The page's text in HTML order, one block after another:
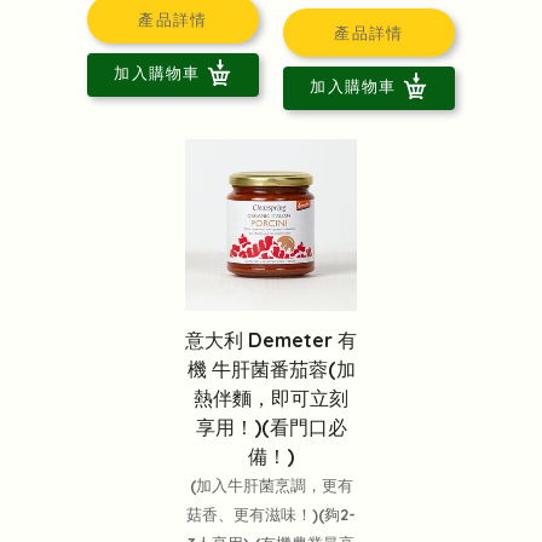
產品詳情
加入購物車
產品詳情
加入購物車
意大利 Demeter 有
機 牛肝菌番茄蓉(加
熱伴麵，即可立刻
享用！)(看門口必
備！)
(加入牛肝菌烹調，更有
菇香、更有滋味！)(夠2-